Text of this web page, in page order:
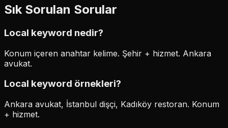
Sık Sorulan Sorular
Local keyword nedir?
Konum içeren anahtar kelime. Şehir + hizmet. Ankara
avukat.
Local keyword örnekleri?
Ankara avukat, İstanbul dişçi, Kadıköy restoran. Konum
+ hizmet.